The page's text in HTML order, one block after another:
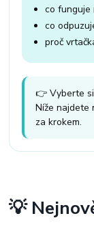
co funguje
co
proč
👉 Vyberte
Níže najdete
za krokem.
💡